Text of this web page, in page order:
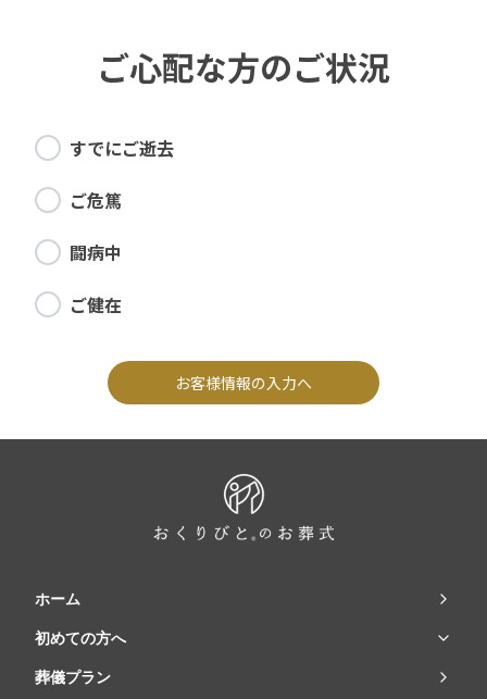
ご心配な方のご状況
すでにご逝去
ご危篤
闘病中
ご健在
お客様情報の入力へ
ホーム
初めての方へ
葬儀プラン